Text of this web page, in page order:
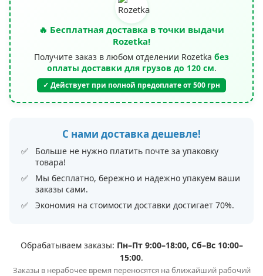
🔥 Бесплатная доставка в точки выдачи
Rozetka!
Получите заказ в любом отделении Rozetka без
оплаты доставки для грузов до 120 см.
✓ Действует при полной предоплате от 500 грн
С нами доставка дешевле!
Больше не нужно платить почте за упаковку
товара!
Мы бесплатно, бережно и надежно упакуем ваши
заказы сами.
Экономия на стоимости доставки достигает 70%.
Обрабатываем заказы: Пн–Пт 9:00–18:00, Сб–Вс 10:00–
15:00.
Заказы в нерабочее время переносятся на ближайший рабочий